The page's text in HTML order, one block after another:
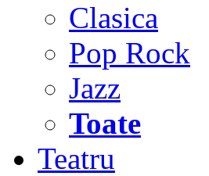
Clasica
Pop Rock
Jazz
Toate
Teatru